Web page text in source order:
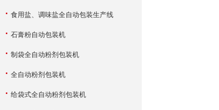
食用盐、调味盐全自动包装生产线
石膏粉自动包装机
制袋全自动粉剂包装机
全自动粉剂包装机
给袋式全自动粉剂包装机